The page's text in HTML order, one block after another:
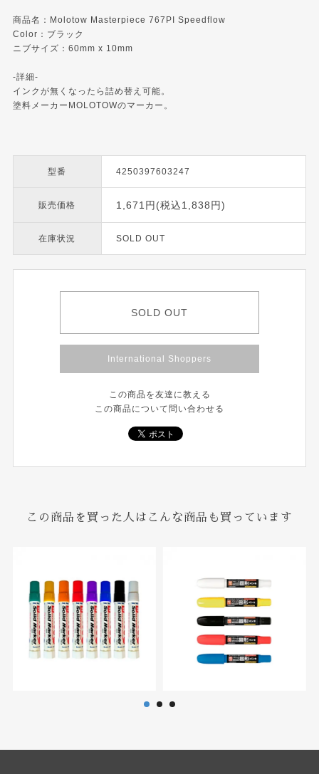
商品名：Molotow Masterpiece 767PI Speedflow
Color：ブラック
ニブサイズ：60mm x 10mm
-詳細-
インクが無くなったら詰め替え可能。
塗料メーカーMOLOTOWのマーカー。
型番 4250397603247
販売価格 1,671円(税込1,838円)
在庫状況 SOLD OUT
SOLD OUT
International Shoppers
この商品を友達に教える
この商品について問い合わせる
この商品を買った人はこんな商品も買っています